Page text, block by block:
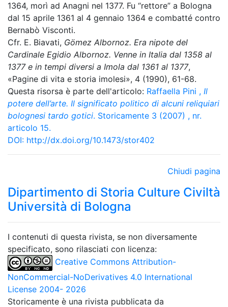
1364, morì ad Anagni nel 1377. Fu “rettore” a Bologna
dal 15 aprile 1361 al 4 gennaio 1364 e combatté contro
Bernabò Visconti.
Cfr. E. Biavati, Gömez Albornoz. Era nipote del
Cardinale Egidio Albornoz. Venne in Italia dal 1358 al
1377 e in tempi diversi a Imola dal 1361 al 1377,
«Pagine di vita e storia imolesi», 4 (1990), 61-68.
Questa risorsa è parte dell'articolo: Raffaella Pini , Il
potere dell’arte. Il significato politico di alcuni reliquiari
bolognesi tardo gotici. Storicamente 3 (2007) , nr.
articolo 15.
DOI: http://dx.doi.org/10.1473/stor402
Chiudi pagina
Dipartimento di Storia Culture Civiltà
Università di Bologna
I contenuti di questa rivista, se non diversamente
specificato, sono rilasciati con licenza:
Creative Commons Attribution-
NonCommercial-NoDerivatives 4.0 International
License 2004- 2026
Storicamente è una rivista pubblicata da